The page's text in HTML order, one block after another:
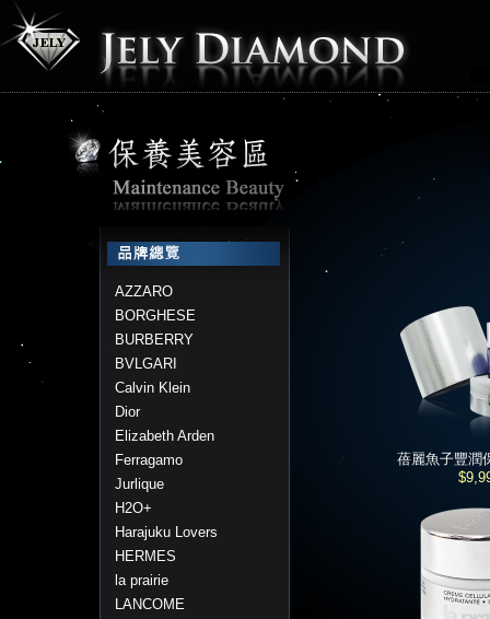
AZZARO
BORGHESE
BURBERRY
BVLGARI
Calvin Klein
Dior
Elizabeth Arden
Ferragamo
Jurlique
H2O+
Harajuku Lovers
HERMES
la prairie
LANCOME
蓓麗魚子豐潤